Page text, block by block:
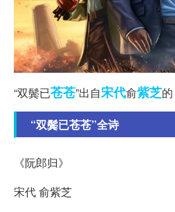
“双鬓已苍苍”出自宋代俞紫芝
“双鬓已苍苍”全诗
《阮郎归》
宋代 俞紫芝